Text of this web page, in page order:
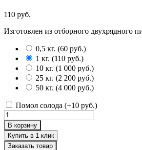
110 руб.
Изготовлен из отборного двухрядного
0,5 кг. (60 руб.)
1 кг. (110 руб.)
10 кг. (1 000 руб.)
25 кг. (2 200 руб.)
50 кг. (4 000 руб.)
Помол солода (+10 руб.)
В корзину
Заказать товар